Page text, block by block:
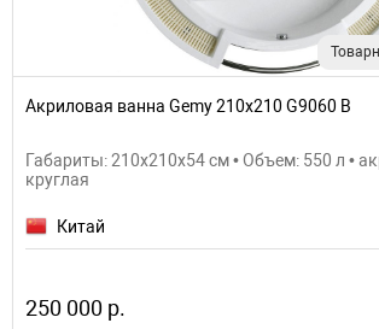
Акриловая ванна Gemy 210x210 G9060 B
Габариты: 210x210x54 см • Объем: 550 л •
круглая
Китай
250 000 р.